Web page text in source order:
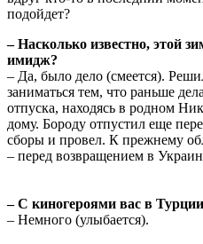
подойдет?
– Насколько известно, этой
имидж?
– Да, было дело (смеется).
заниматься тем, что раньше
отпуска, находясь в родном
дому. Бороду отпустил еще
сборы и провел. К прежнему
– перед возвращением в
– С киногероями вас в
– Немного (улыбается).